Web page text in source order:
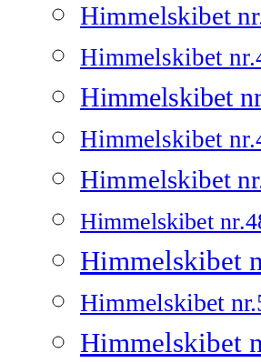
Himmelskibet
Himmelskibet
Himmelskibet
Himmelskibet
Himmelskibet
Himmelskibet
Himmelskibet
Himmelskibet
Himmelskibet